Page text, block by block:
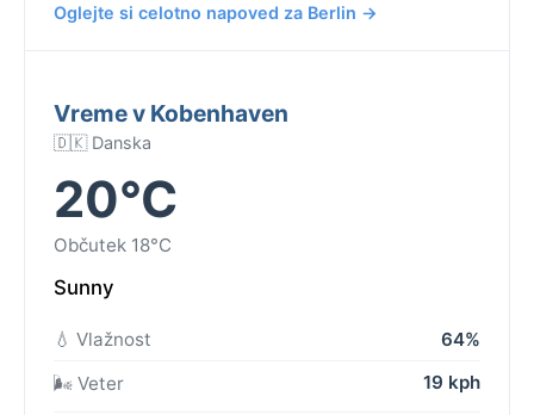
Oglejte si celotno napoved za Berlin →
Vreme v Kobenhaven
🇩🇰 Danska
20°C
Občutek 18°C
Sunny
💧 Vlažnost
64%
🌬️ Veter
19 kph